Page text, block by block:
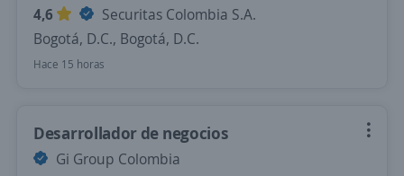
4,6
Securitas Colombia S.A.
Bogotá, D.C., Bogotá, D.C.
Hace 15 horas
Desarrollador de negocios
Gi Group Colombia